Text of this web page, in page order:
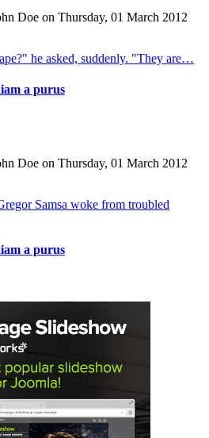
Doe on Thursday, 01 March 2012
he asked, suddenly. "They are…
a purus
Doe on Thursday, 01 March 2012
Samsa woke from troubled
a purus